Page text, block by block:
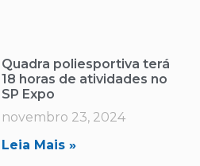
Quadra poliesportiva terá
18 horas de atividades no
SP Expo
novembro 23, 2024
Leia Mais »